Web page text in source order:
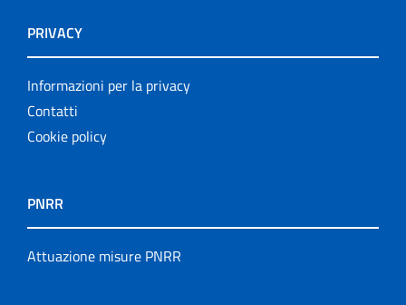
PRIVACY
Informazioni per la privacy
Contatti
Cookie policy
PNRR
Attuazione misure PNRR